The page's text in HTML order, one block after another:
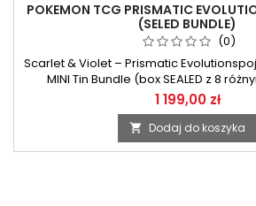
POKEMON TCG PRISMATIC
(SELED BUNDLE)
(0)
Scarlet & Violet – Prismatic
MINI Tin Bundle (box SEALED z 8
eevelucj w wypadku zakupu 4 wysyly
1 199,00 zł
 Dodaj do koszyka